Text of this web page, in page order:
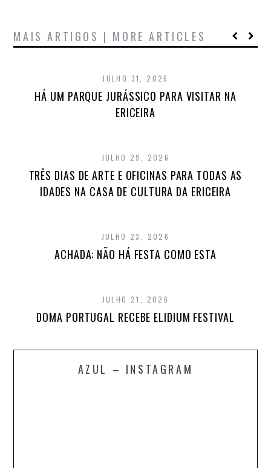
MAIS ARTIGOS | MORE ARTICLES
JULHO 31, 2026
HÁ UM PARQUE JURÁSSICO PARA VISITAR NA
ERICEIRA
JULHO 29, 2026
TRÊS DIAS DE ARTE E OFICINAS PARA TODAS AS
IDADES NA CASA DE CULTURA DA ERICEIRA
JULHO 23, 2026
ACHADA: NÃO HÁ FESTA COMO ESTA
JULHO 21, 2026
DOMA PORTUGAL RECEBE ELIDIUM FESTIVAL
AZUL – INSTAGRAM